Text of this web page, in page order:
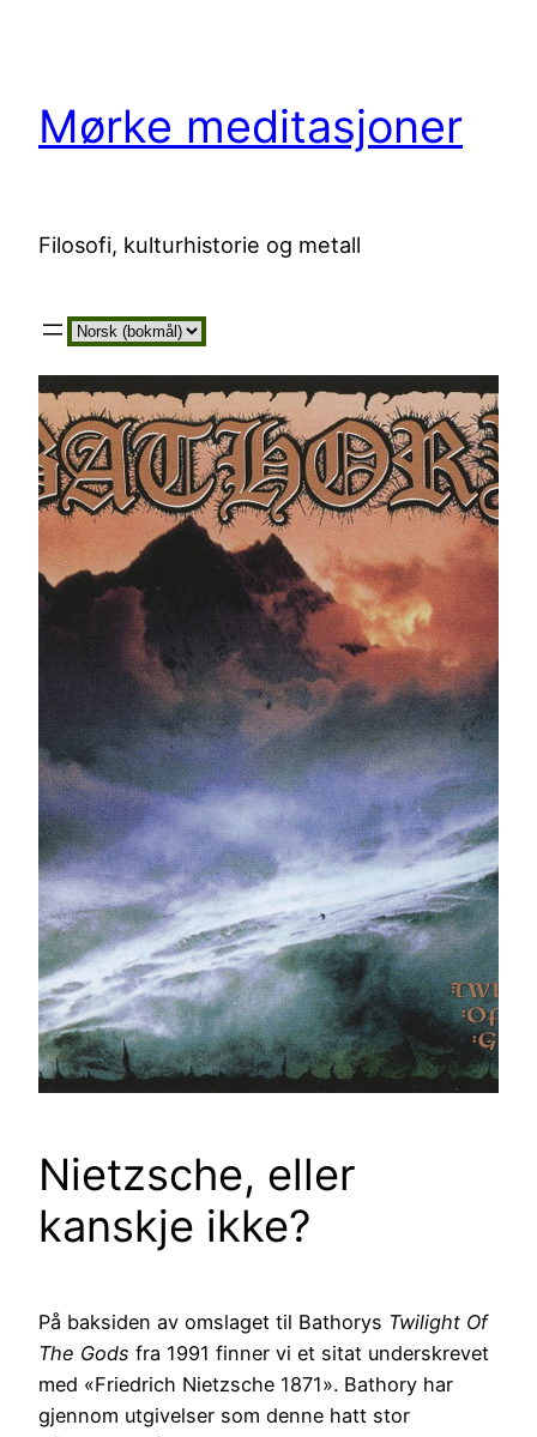
Mørke meditasjoner
Filosofi, kulturhistorie og metall
Velg
språk
Nietzsche, eller
kanskje ikke?
På baksiden av omslaget til Bathorys Twilight Of
The Gods fra 1991 finner vi et sitat underskrevet
med «Friedrich Nietzsche 1871». Bathory har
gjennom utgivelser som denne hatt stor